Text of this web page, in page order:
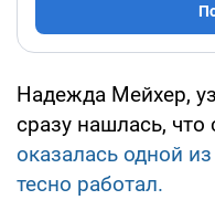
Надежда Мейхер,
сразу нашлась, что
оказалась одной
тесно работал.